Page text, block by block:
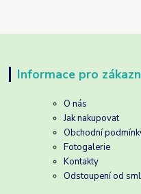
Informace pro
O nás
Jak nakupovat
Obchodní
Fotogalerie
Kontakty
Odstoupení od